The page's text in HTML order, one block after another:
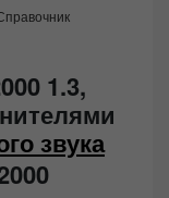
1.3,
звука